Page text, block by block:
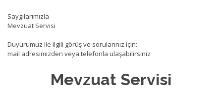
Mevzuat Servisi
Saygılarımızla
Mevzuat Servisi
Duyurumuz ile ilgili görüş ve sorularınız için:
mail adresimizden veya telefonla ulaşabilirsiniz